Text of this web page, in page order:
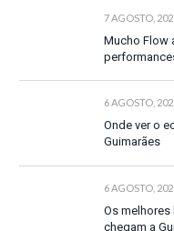
7 AGOSTO,
Mucho Flow
6 AGOSTO,
Onde ver o
Guimarães
6 AGOSTO,
Os melhores
chegam a